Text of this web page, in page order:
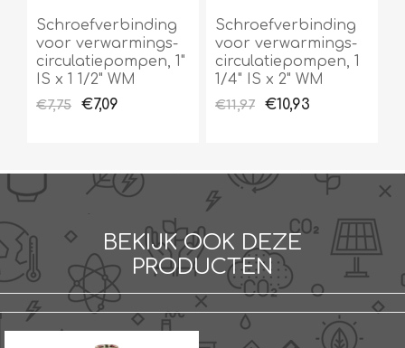
Schroefverbinding
voor verwarmings-
circulatiepompen, 1"
IS x 1 1/2" WM
€7,75 €7,09
Schroefverbinding
voor verwarmings-
circulatiepompen, 1
1/4" IS x 2" WM
€11,97 €10,93
BEKIJK OOK DEZE
PRODUCTEN